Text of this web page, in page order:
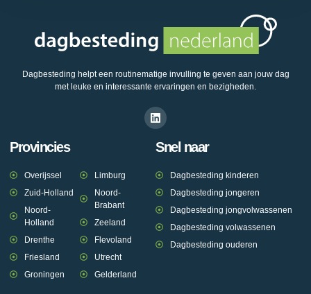
Dagbesteding helpt een routinematige invulling te geven aan jouw dag
met leuke en interessante ervaringen en bezigheden.
Provincies
Overijssel
Zuid-Holland
Noord-
Holland
Drenthe
Friesland
Groningen
Limburg
Noord-
Brabant
Zeeland
Flevoland
Utrecht
Gelderland
Snel naar
Dagbesteding kinderen
Dagbesteding jongeren
Dagbesteding jongvolwassenen
Dagbesteding volwassenen
Dagbesteding ouderen